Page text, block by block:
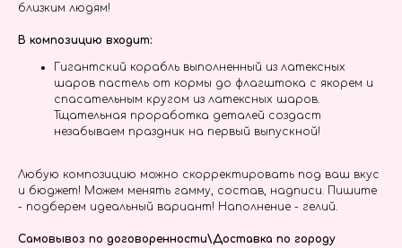
близким людям!
В композицию входит:
Гигантский корабль выполненный из латексных
шаров пастель от кормы до флагштока с якорем и
спасательным кругом из латексных шаров.
Тщательная проработка деталей создаст
незабываем праздник на первый выпускной!
Любую композицию можно скорректировать под ваш вкус
и бюджет! Можем менять гамму, состав, надписи. Пишите
- подберем идеальный вариант! Наполнение - гелий.
Самовывоз по договоренности\Доставка по городу